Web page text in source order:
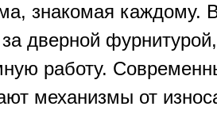
знакомая каждому.
дверной фурнитурой,
работу.
механизмы от